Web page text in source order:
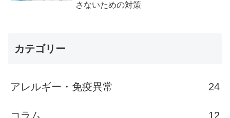
さないための対策
カテゴリー
アレルギー・免疫異常 24
コラム 12